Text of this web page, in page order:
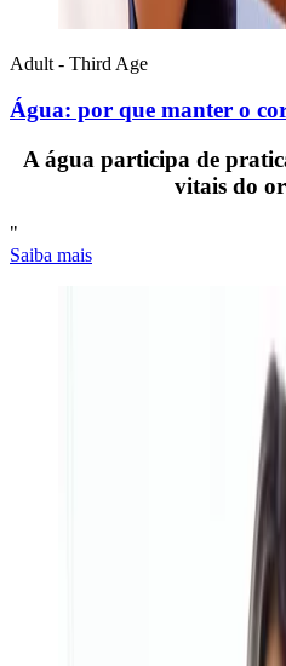
Adult - Third Age
Água: por que manter o
A água participa de
vitais do
"
Saiba mais